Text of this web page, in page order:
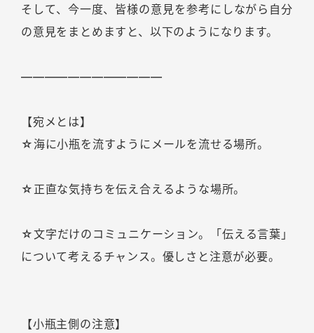
そして、今一度、皆様の意見を参考にしながら自分
の意見をまとめますと、以下のようになります。
――――――――――――
【宛メとは】
☆海に小瓶を流すようにメールを流せる場所。
☆正直な気持ちを伝え合えるような場所。
☆文字だけのコミュニケーション。「伝える言葉」
について考えるチャンス。優しさと注意が必要。
【小瓶主側の注意】